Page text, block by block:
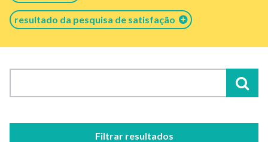
resultado da pesquisa de satisfação
Filtrar resultados